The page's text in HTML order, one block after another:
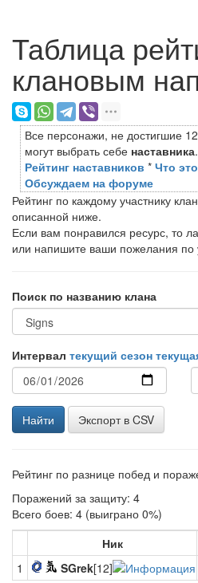
Таблица
клановым
Все персонажи, не достигшие
могут выбрать себе наставника.
Рейтинг наставников * Что
Обсуждаем на форуме
Рейтинг по каждому участнику
описанной ниже.
Если вам понравился ресурс, то
или напишите ваши пожелания
Поиск по названию клана
Интервал текущий сезон
Найти Экспорт в CSV
Рейтинг по разнице побед и
Поражений за защиту: 4
Всего боев: 4 (выиграно 0%)
Ник
1
SGrek[12]